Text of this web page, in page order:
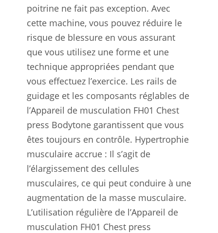
poitrine ne fait pas exception. Avec
cette machine, vous pouvez réduire le
risque de blessure en vous assurant
que vous utilisez une forme et une
technique appropriées pendant que
vous effectuez l’exercice. Les rails de
guidage et les composants réglables de
l’Appareil de musculation FH01 Chest
press Bodytone garantissent que vous
êtes toujours en contrôle. Hypertrophie
musculaire accrue : Il s’agit de
l’élargissement des cellules
musculaires, ce qui peut conduire à une
augmentation de la masse musculaire.
L’utilisation régulière de l’Appareil de
musculation FH01 Chest press